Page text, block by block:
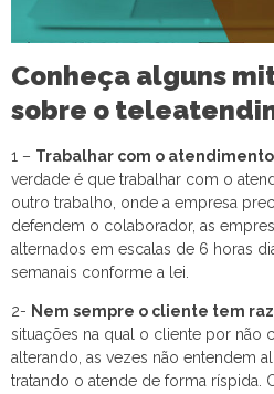
Conheça alguns
sobre o
1 – Trabalhar com o
verdade é que trabalhar com o
outro trabalho, onde a empresa
defendem o colaborador, as
alternados em escalas de 6 horas
semanais conforme a lei.
2- Nem sempre o cliente tem
situações na qual o cliente por não
alterando, as vezes não entendem
tratando o atende de forma ríspida.